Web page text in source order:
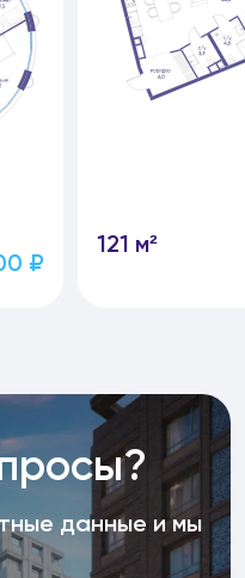
₽
121 м²
данные и мы